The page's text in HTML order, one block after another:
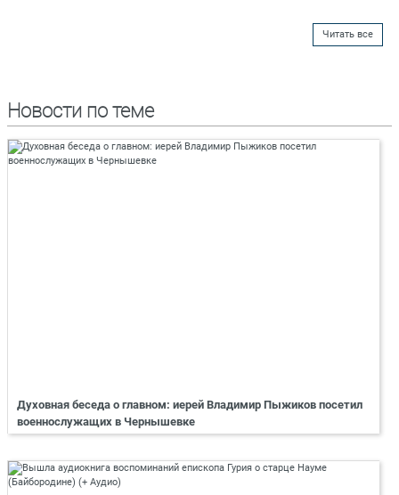
Читать все
Новости по теме
Духовная беседа о главном: иерей Владимир Пыжиков посетил
военнослужащих в Чернышевке